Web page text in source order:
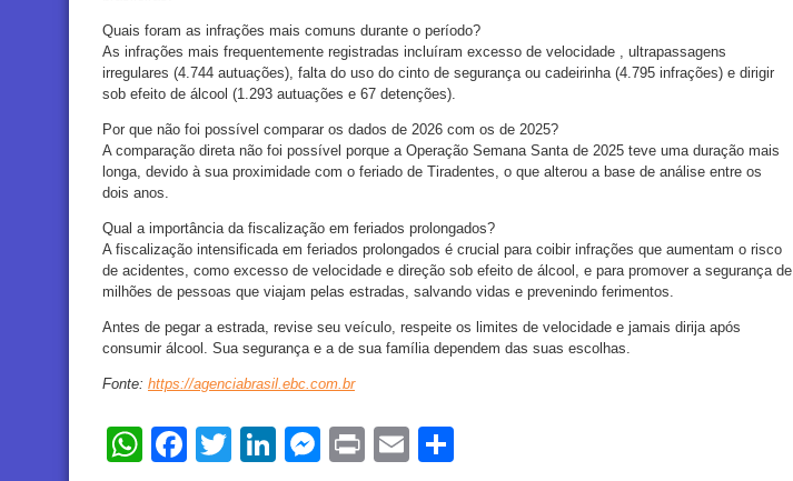
Quais foram as infrações mais comuns durante o período?
As infrações mais frequentemente registradas incluíram excesso de velocidade , ultrapassagens
irregulares (4.744 autuações), falta do uso do cinto de segurança ou cadeirinha (4.795 infrações) e dirigir
sob efeito de álcool (1.293 autuações e 67 detenções).
Por que não foi possível comparar os dados de 2026 com os de 2025?
A comparação direta não foi possível porque a Operação Semana Santa de 2025 teve uma duração mais
longa, devido à sua proximidade com o feriado de Tiradentes, o que alterou a base de análise entre os
dois anos.
Qual a importância da fiscalização em feriados prolongados?
A fiscalização intensificada em feriados prolongados é crucial para coibir infrações que aumentam o risco
de acidentes, como excesso de velocidade e direção sob efeito de álcool, e para promover a segurança de
milhões de pessoas que viajam pelas estradas, salvando vidas e prevenindo ferimentos.
Antes de pegar a estrada, revise seu veículo, respeite os limites de velocidade e jamais dirija após
consumir álcool. Sua segurança e a de sua família dependem das suas escolhas.
Fonte: https://agenciabrasil.ebc.com.br
WhatsApp
Facebook
TwitterLinkedIn
Messenger
PrintEmail